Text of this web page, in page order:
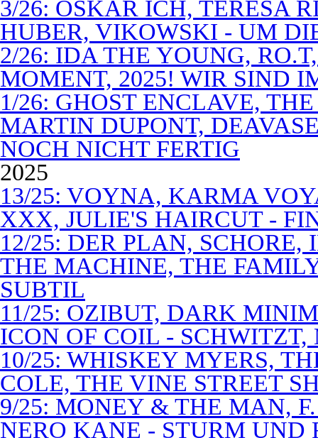
3/26: OSKAR ICH, TERESA
HUBER, VIKOWSKI - UM
2/26: IDA THE YOUNG,
MOMENT, 2025! WIR SIND
1/26: GHOST ENCLAVE,
MARTIN DUPONT,
NOCH NICHT FERTIG
2025
13/25: VOYNA, KARMA
XXX, JULIE'S HAIRCUT -
12/25: DER PLAN,
THE MACHINE, THE
SUBTIL
11/25: OZIBUT, DARK
ICON OF COIL -
10/25: WHISKEY MYERS,
COLE, THE VINE STREET
9/25: MONEY & THE MAN,
NERO KANE - STURM UND